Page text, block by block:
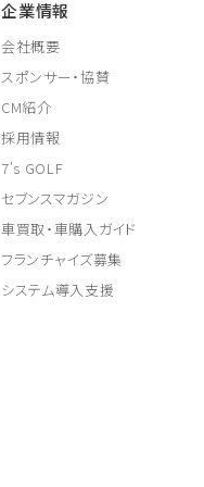
企業情報
会社概要
スポンサー・協賛
CM紹介
採用情報
7's GOLF
セブンスマガジン
車買取・車購入ガイド
フランチャイズ募集
システム導入支援